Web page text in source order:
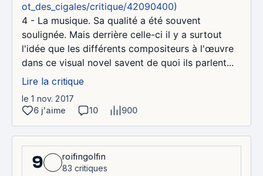
ot_des_cigales/critique/42090400)
4 - La musique. Sa qualité a été souvent
soulignée. Mais derrière celle-ci il y a surtout
l'idée que les différents compositeurs à l'œuvre
dans ce visual novel savent de quoi ils parlent...
Lire la critique
le 1 nov. 2017
6 j'aime
10 900
9
roifingolfin
83 critiques